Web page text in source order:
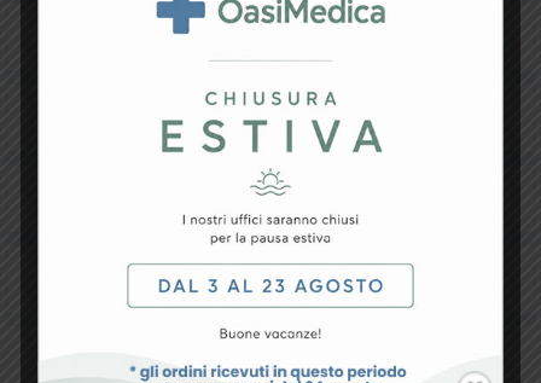
Specifiche Tecniche
Resi e Garanzia
Recensioni